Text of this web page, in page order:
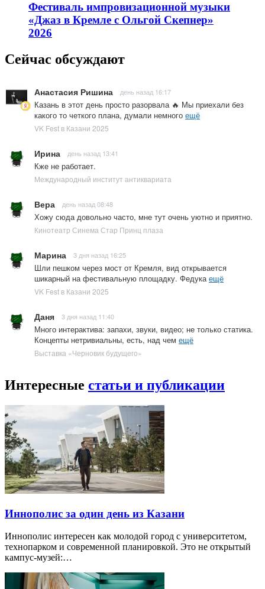
Фестиваль импровизационной музыки
«Джаз в Кремле с Ольгой Скепнер»
2026
Сейчас обсуждают
Анастасия Ришина день назад 16:17
Казань в этот день просто разорвала 🔥 Мы приехали без
какого то четкого плана, думали немного ещё
VK Fest в Казани 2025
Ирина день назад 13:41
Кже не работает.
Международный институт антиквариата
Вера день назад 08:48
Хожу сюда довольно часто, мне тут очень уютно и приятно.
Кинотеатр Синема Стар Принц плаза
Марина 3 дня назад 16:25
Шли пешком через мост от Кремля, вид открывается
шикарный на фестивальную площадку. Федукаещё
VK Fest в Казани 2025
Даня 3 дня назад 11:40
Много интерактива: запахи, звуки, видео; не только статика.
Концепты нетривиальны, есть, над чем ещё
Выставка «Черновик будущего»
Интересные статьи и публикации
Иннополис за один день из Казани
Иннополис интересен как молодой город с университетом,
технопарком и современной планировкой. Это не открытый
кампус-музей:…